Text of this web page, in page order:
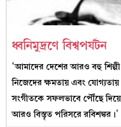
ধ্বনিমুদ্রণে বিশ্বপর্যটন
‘আমাদের দেশের আরও বহু
নিজেদের ক্ষমতায় এবং
সংগীতকে সফলভাবে পৌঁছে
আরও বিস্তৃত পরিসরে রবিশঙ্কর।’